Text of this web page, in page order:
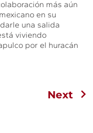
más aún
en su
una salida
viviendo
por el huracán
Next